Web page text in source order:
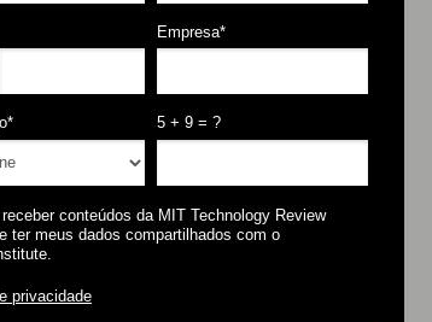
Empresa*
5 + 9 = ?
conteúdos da MIT Technology Review
ter meus dados compartilhados com o
privacidade